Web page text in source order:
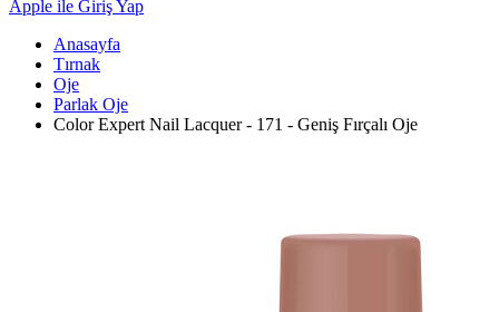
Apple ile Giriş Yap
Anasayfa
Tırnak
Oje
Parlak Oje
Color Expert Nail Lacquer - 171 - Geniş Fırçalı Oje